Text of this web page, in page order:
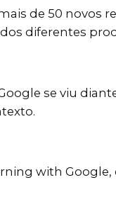
de 50 novos
diferentes
se viu
with